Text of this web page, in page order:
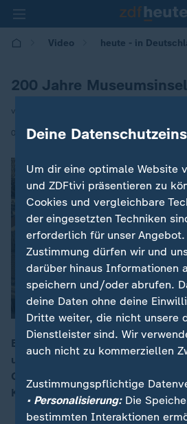
Video heute - in
200 Jahre
von Stephanie Gargosch
05.06.2026 | 14:00
Berlin feiert am Wochenende 200
und 150 Jahre Alte
Geschichte beider Kulturorte wird
Konzerten und Führungen
Deine
Um dir eine optimale Website
und ZDFtivi präsentieren zu
Cookies und vergleichbare
der eingesetzten Techniken
erforderlich für unser
Zustimmung dürfen wir und
darüber hinaus Informationen
speichern und/oder abrufen.
deine Daten ohne deine
Dritte weiter, die nicht unsere
Dienstleister sind. Wir
auch nicht zu kommerziellen
Zustimmungspflichtige
• Personalisierung:Die
bestimmten Interaktionen